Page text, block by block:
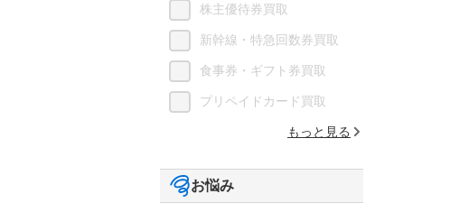
株主優待券買取
新幹線・特急回数券買取
食事券・ギフト券買取
プリペイドカード買取
もっと見る
お悩み